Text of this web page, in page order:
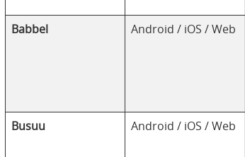
Babbel Android / iOS / Web
Busuu Android / iOS / Web